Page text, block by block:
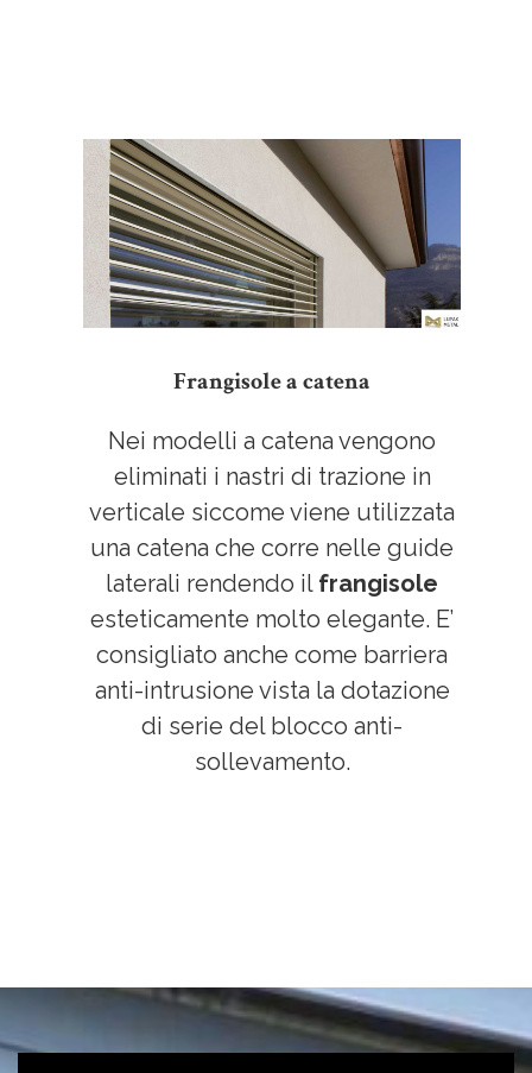
Frangisole a catena
Nei modelli a catena vengono
eliminati i nastri di trazione in
verticale siccome viene utilizzata
una catena che corre nelle guide
laterali rendendo il frangisole
esteticamente molto elegante. E’
consigliato anche come barriera
anti-intrusione vista la dotazione
di serie del blocco anti-
sollevamento.